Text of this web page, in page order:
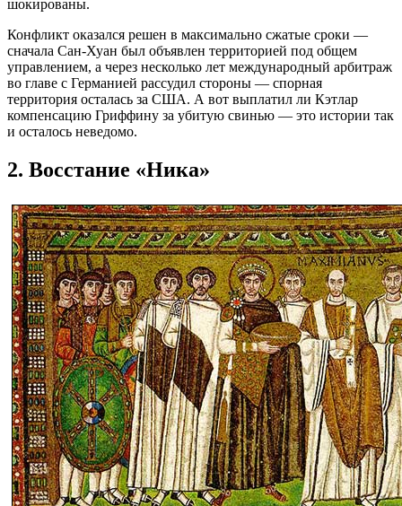
шокированы.
Конфликт оказался решен в максимально сжатые сроки —
сначала Сан-Хуан был объявлен территорией под общем
управлением, а через несколько лет международный арбитраж
во главе с Германией рассудил стороны — спорная
территория осталась за США. А вот выплатил ли Кэтлар
компенсацию Гриффину за убитую свинью — это истории так
и осталось неведомо.
2. Восстание «Ника»